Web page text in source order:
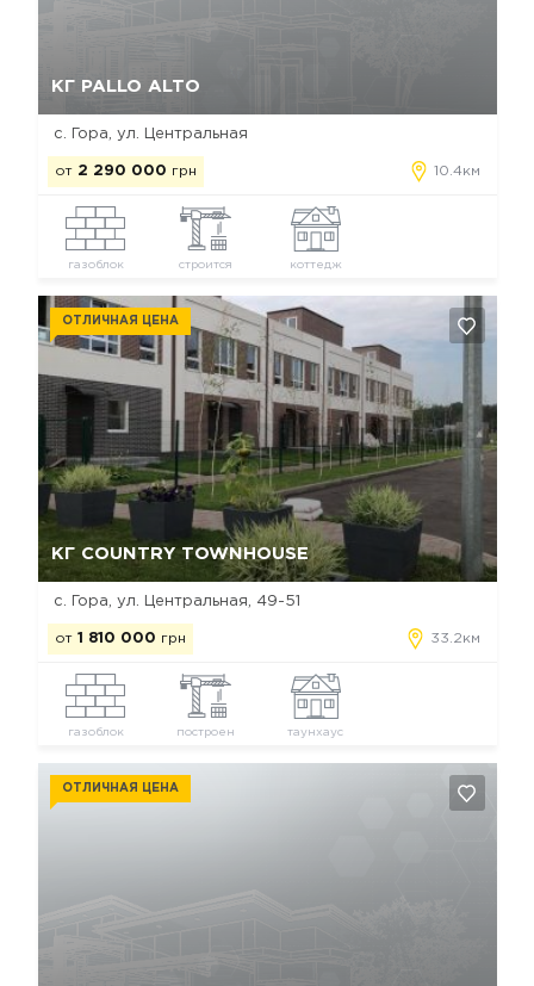
КГ PALLO ALTO
с. Гора, ул. Центральная
от 2 290 000 грн 10.4км
газоблок строится коттедж
КГ COUNTRY TOWNHOUSE
ОТЛИЧНАЯ ЦЕНА
с. Гора, ул. Центральная, 49-51
от 1 810 000 грн 33.2км
газоблок построен таунхаус
Да, удалить Отмена
ОТЛИЧНАЯ ЦЕНА